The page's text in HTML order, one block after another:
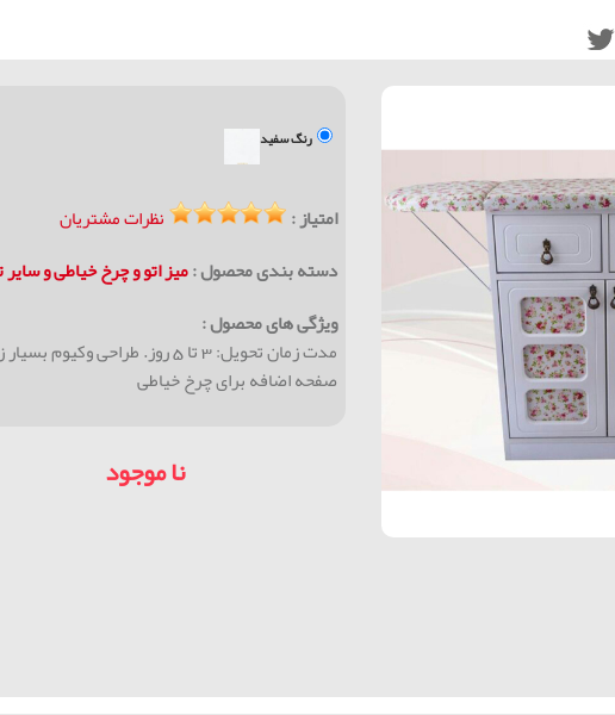
رنگ سفید
امتیاز :
نظرات مشتریان
دسته بندی محصول :میز اتو و چرخ خیاطی و
ویژگی های محصول :
مدت زمان تحویل: 3 تا 5 روز.
صفحه اضافه برای چرخ خیاطی
نا موجود